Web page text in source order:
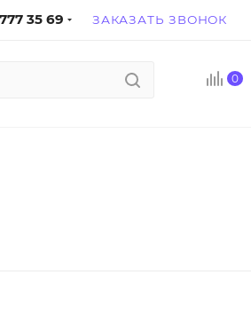
35 69 ЗАКАЗАТЬ ЗВОНОК
0